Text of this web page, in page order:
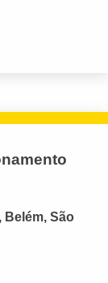
Belém, São